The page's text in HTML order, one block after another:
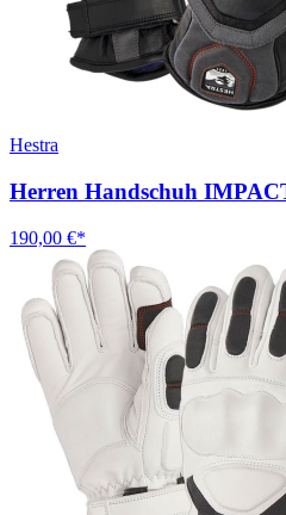
Hestra
Herren Handschuh
190,00 €*